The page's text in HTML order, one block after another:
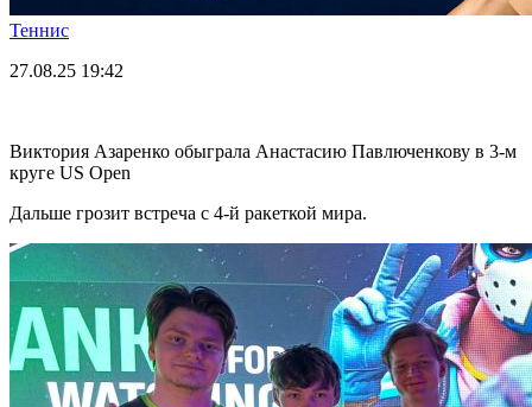
Теннис
27.08.25 19:42
Виктория Азаренко обыграла Анастасию Павлюченкову в 3-м
круге US Open
Дальше грозит встреча с 4-й ракеткой мира.